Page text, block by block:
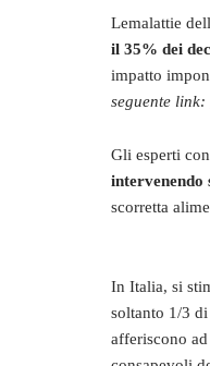
Lemalattie
il 35% dei
impatto
seguente link:
Gli esperti
scorretta
In Italia, si
soltanto 1/3
afferiscono